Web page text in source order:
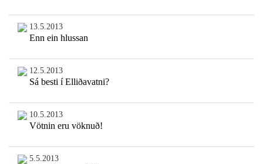
13.5.2013
Enn ein hlussan
12.5.2013
Sá besti í Elliðavatni?
10.5.2013
Vötnin eru vöknuð!
5.5.2013